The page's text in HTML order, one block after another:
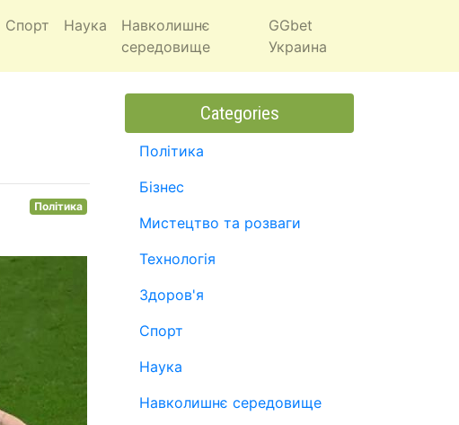
Спорт Наука
Навколишнє
середовище
GGbet
Украина
Політика
Categories
Політика
Бізнес
Мистецтво та розваги
Технологія
Здоров'я
Спорт
Наука
Навколишнє середовище